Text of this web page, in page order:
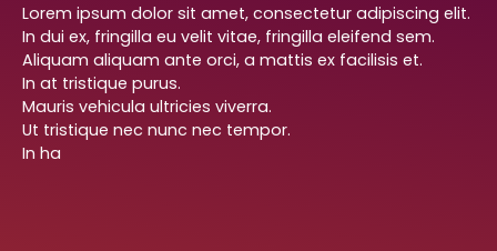
Lorem ipsum dolor sit amet, consectetur adipiscing elit.
In dui ex, fringilla eu velit vitae, fringilla eleifend sem.
Aliquam aliquam ante orci, a mattis ex facilisis et.
In at tristique purus.
Mauris vehicula ultricies viverra.
Ut tristique nec nunc nec tempor.
In ha